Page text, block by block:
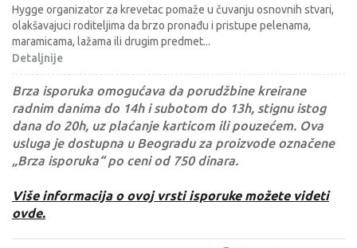
Hygge organizator za krevetac pomaže u čuvanju osnovnih stvari,
olakšavajuci roditeljima da brzo pronađu i pristupe pelenama,
maramicama, lažama ili drugim predmet...
Detaljnije
Brza isporuka omogućava da porudžbine kreirane
radnim danima do 14h i subotom do 13h, stignu istog
dana do 20h, uz plaćanje karticom ili pouzećem. Ova
usluga je dostupna u Beogradu za proizvode označene
„Brza isporuka“ po ceni od 750 dinara.
Više informacija o ovoj vrsti isporuke možete videti
ovde.